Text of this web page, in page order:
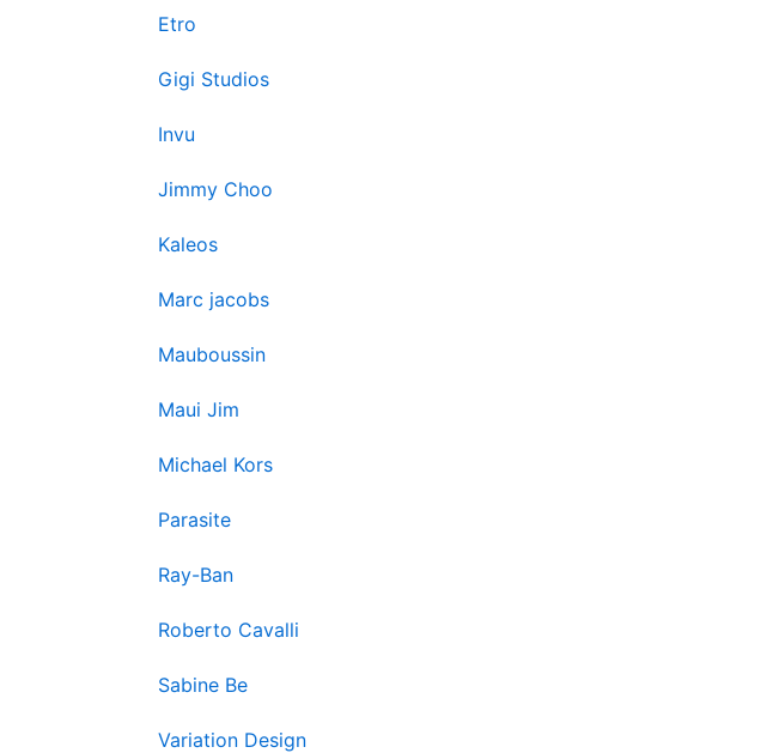
Etro
Gigi Studios
Invu
Jimmy Choo
Kaleos
Marc jacobs
Mauboussin
Maui Jim
Michael Kors
Parasite
Ray-Ban
Roberto Cavalli
Sabine Be
Variation Design